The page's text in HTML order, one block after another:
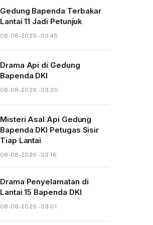
Gedung Bapenda Terbakar
Lantai 11 Jadi Petunjuk
08-08-2026 - 03.45
Drama Api di Gedung
Bapenda DKI
08-08-2026 - 03.30
Misteri Asal Api Gedung
Bapenda DKI Petugas Sisir
Tiap Lantai
08-08-2026 - 03.16
Drama Penyelamatan di
Lantai 15 Bapenda DKI
08-08-2026 - 03.01